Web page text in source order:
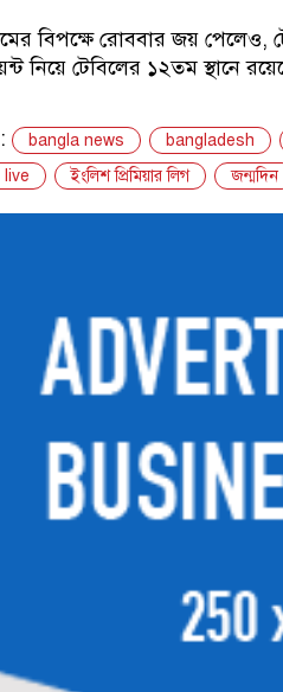
বিপক্ষে রোববার জয় পেলেও,
নিয়ে টেবিলের ১২তম স্থানে
bangla news bangladesh
ইংলিশ প্রিমিয়ার লিগ জন্মদিন